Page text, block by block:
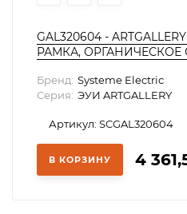
GAL320604 -
РАМКА,
Бренд: Systeme Electric
Серия: ЭУИ ARTGALLERY
Артикул: SCGAL320604
В КОРЗИНУ 4